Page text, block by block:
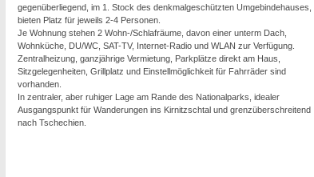
gegenüberliegend, im 1. Stock des denkmalgeschützten Umgebindehauses,
bieten Platz für jeweils 2-4 Personen.
Je Wohnung stehen 2 Wohn-/Schlafräume, davon einer unterm Dach,
Wohnküche, DU/WC, SAT-TV, Internet-Radio und WLAN zur Verfügung.
Zentralheizung, ganzjährige Vermietung, Parkplätze direkt am Haus,
Sitzgelegenheiten, Grillplatz und Einstellmöglichkeit für Fahrräder sind
vorhanden.
In zentraler, aber ruhiger Lage am Rande des Nationalparks, idealer
Ausgangspunkt für Wanderungen ins Kirnitzschtal und grenzüberschreitend
nach Tschechien.